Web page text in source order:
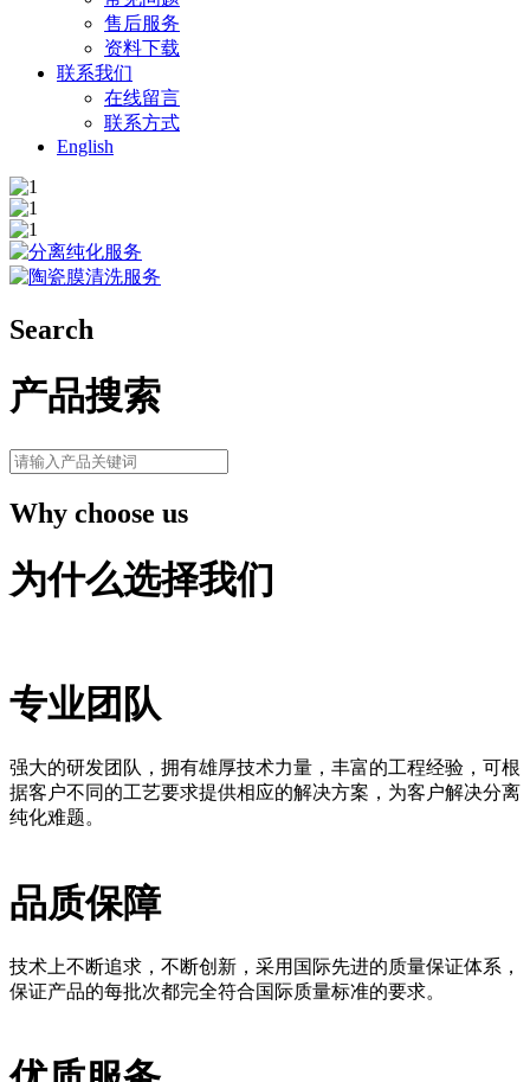
售后服务
资料下载
联系我们
在线留言
联系方式
English
Search
产品搜索
Why choose us
为什么选择我们
专业团队
强大的研发团队，拥有雄厚技术力量，丰富的工程经验，可根
据客户不同的工艺要求提供相应的解决方案，为客户解决分离
纯化难题。
品质保障
技术上不断追求，不断创新，采用国际先进的质量保证体系，
保证产品的每批次都完全符合国际质量标准的要求。